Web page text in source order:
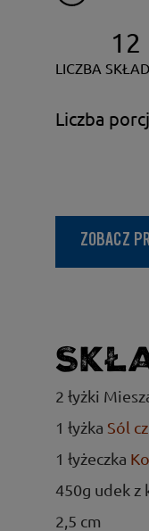
12
LICZBA
Liczba
ZOBACZ
2 łyżki
1 łyżka Sól
1 łyżeczka
450g udek z
2,5 cm